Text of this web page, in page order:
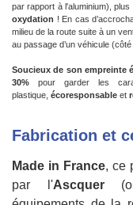
par rapport à l'aluminium), plus
oxydation ! En cas
milieu de la route suite à un
au passage d’un véhicule
Soucieux de son empreinte
30% pour garder les
plastique, écoresponsable et
Fabrication et
Made in France, ce
par l'Ascquer